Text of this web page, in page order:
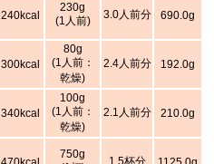
240kcal
230g
(1人前)
3.0人前分 690.0g
300kcal
80g
(1人前：
乾燥)
2.4人前分 192.0g
340kcal
100g
(1人前：
乾燥)
2.1人前分 210.0g
750g
1.5杯分